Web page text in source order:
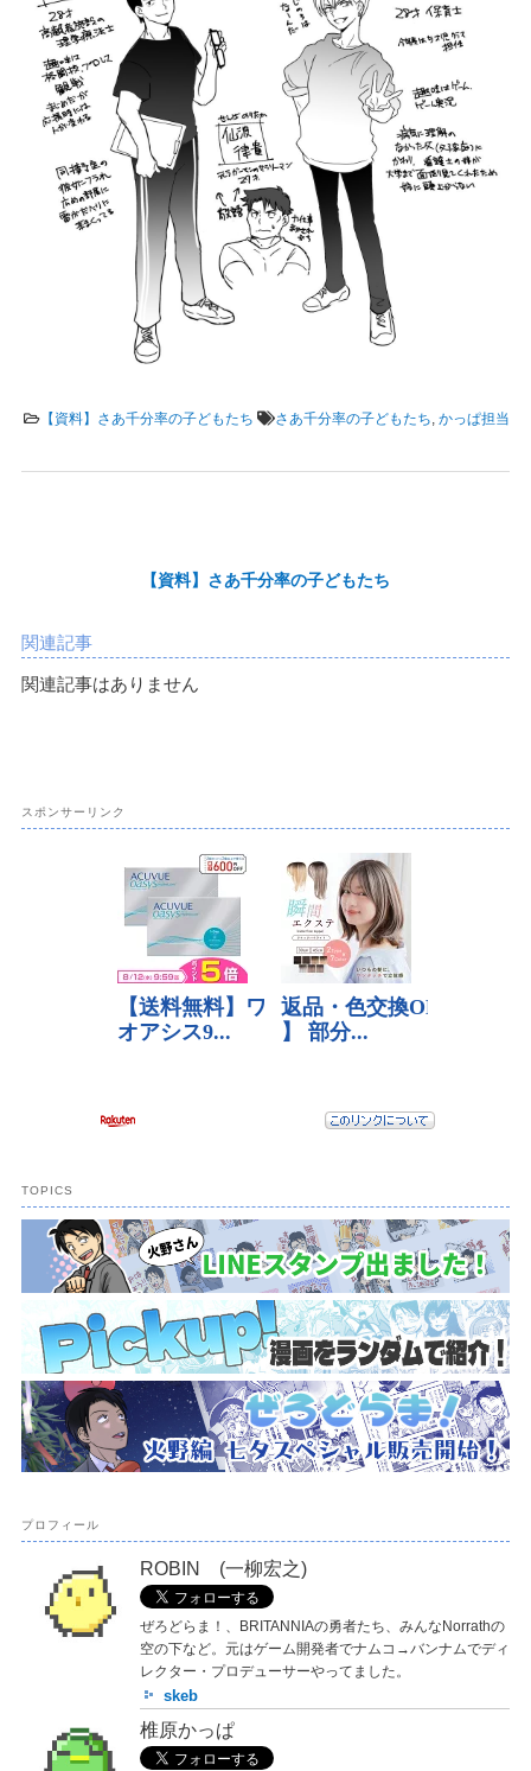
【資料】さあ千分率の子どもたち さあ千分率の子どもたち ,かっぱ担当
【資料】さあ千分率の子どもたち
関連記事
関連記事はありません
スポンサーリンク
TOPICS
プロフィール
ROBIN (一柳宏之)
ぜろどらま！、BRITANNIAの勇者たち、みんなNorrathの
空の下など。元はゲーム開発者でナムコ→バンナムでディ
レクター・プロデューサーやってました。
skeb
椎原かっぱ